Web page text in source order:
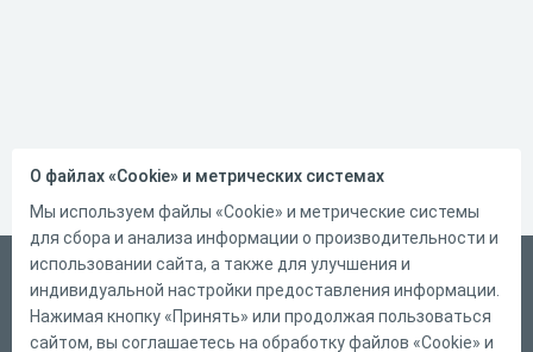
Русский
Справка
О файлах «Cookie» и метрических системах
Мы используем файлы «Cookie» и метрические системы
для сбора и анализа информации о производительности и
использовании сайта, а также для улучшения и
индивидуальной настройки предоставления информации.
Нажимая кнопку «Принять» или продолжая пользоваться
сайтом, вы соглашаетесь на обработку файлов «Cookie» и